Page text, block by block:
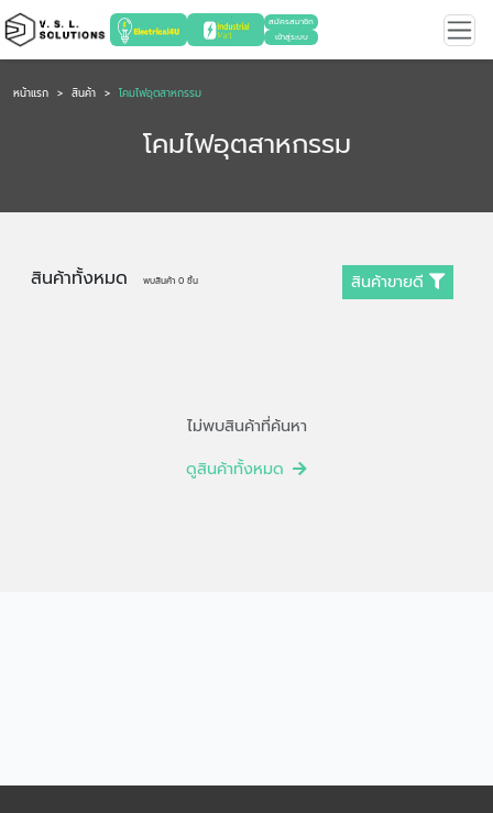
สมัครสมาชิก
เข้าสู่ระบบ
หน้าแรก สินค้า โคมไฟอุตสาหกรรม
โคมไฟอุตสาหกรรม
สินค้าทั้งหมด พบสินค้า 0 ชิ้น สินค้าขายดี
ไม่พบสินค้าที่ค้นหา
ดูสินค้าทั้งหมด